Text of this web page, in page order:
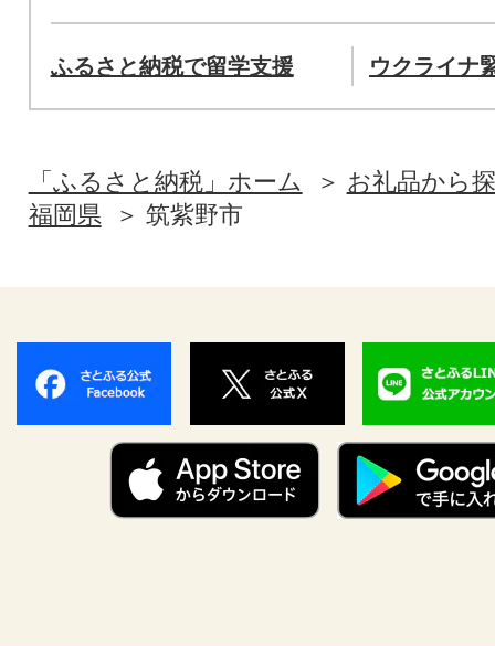
ふるさと納税で留学支援 ウクライナ
「ふるさと納税」ホーム
お礼品から
福岡県
筑紫野市